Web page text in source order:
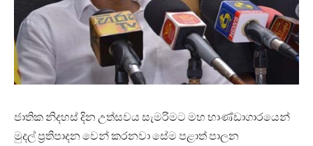
ජාතික නිදහස් දින උත්සවය සැමරිමට මහ භාණ්ඩාගාරයෙන්
මුදල් ප්‍රතිපාදන වෙන් කරනවා සේම පළාත් පාලන